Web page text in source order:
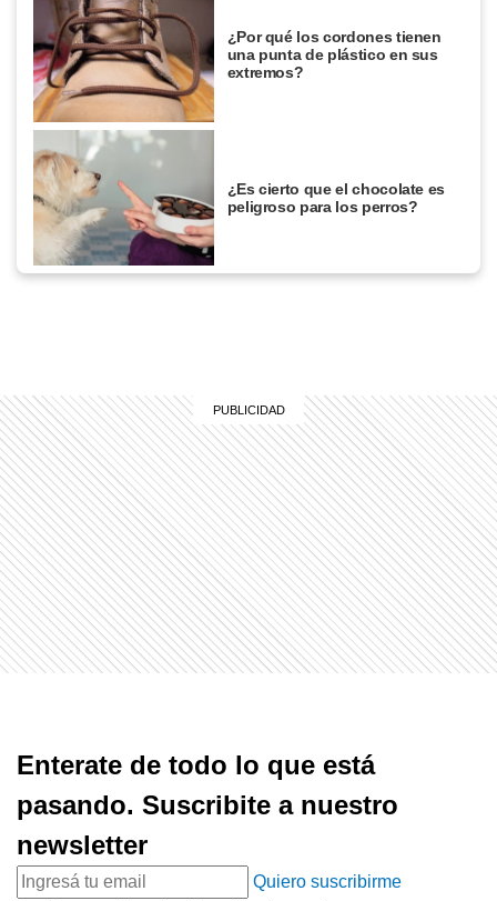
¿Por qué los cordones tienen
una punta de plástico en sus
extremos?
¿Es cierto que el chocolate es
peligroso para los perros?
Enterate de todo lo que está
pasando. Suscribite a nuestro
newsletter
Quiero suscribirme